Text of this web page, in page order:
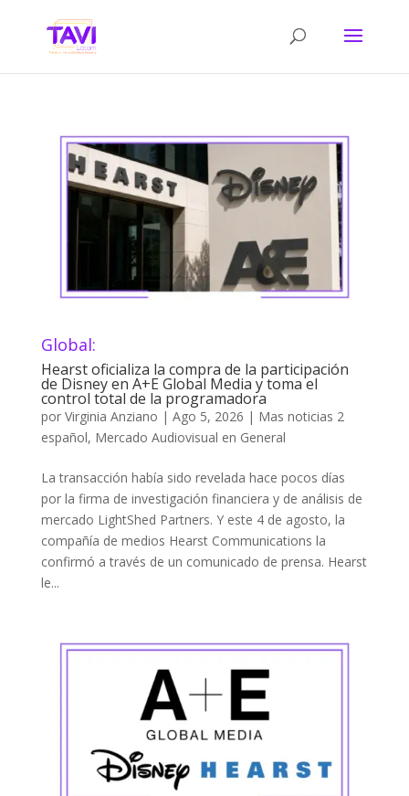
Global:
Hearst oficializa la compra de la participación
de Disney en A+E Global Media y toma el
control total de la programadora
por Virginia Anziano | Ago 5, 2026 | Mas noticias 2
español, Mercado Audiovisual en General
La transacción había sido revelada hace pocos días
por la firma de investigación financiera y de análisis de
mercado LightShed Partners. Y este 4 de agosto, la
compañía de medios Hearst Communications la
confirmó a través de un comunicado de prensa. Hearst
le...